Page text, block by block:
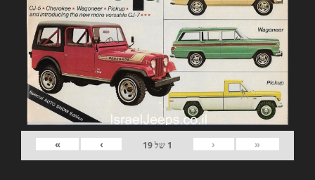
«
‹
1 של19
›
»